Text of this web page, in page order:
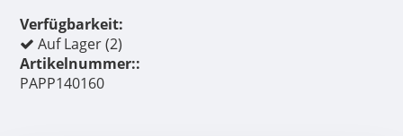
Verfügbarkeit:
Auf Lager (2)
Artikelnummer::
PAPP140160